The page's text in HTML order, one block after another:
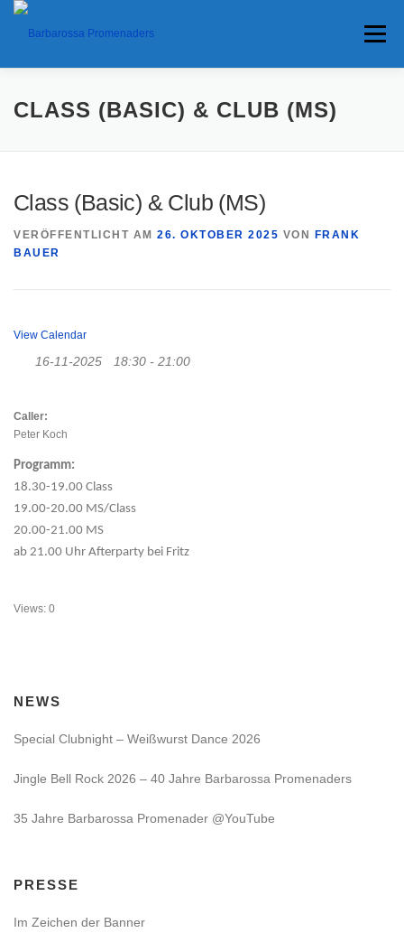
Menü
HOME TERMINE ANFAHRT
INTERESSANTES
CLASS (BASIC) & CLUB (MS)
Class (Basic) & Club (MS)
VERÖFFENTLICHT AM 26. OKTOBER 2025 VON
FRANK
BAUER
View Calendar
16-11-2025 18:30 - 21:00
Caller:
Peter Koch
Programm:
18.30-19.00 Class
19.00-20.00 MS/Class
20.00-21.00 MS
ab 21.00 Uhr Afterparty bei Fritz
Views: 0
NEWS
Special Clubnight – Weißwurst Dance 2026
Jingle Bell Rock 2026 – 40 Jahre Barbarossa Promenaders
35 Jahre Barbarossa Promenader @YouTube
PRESSE
Im Zeichen der Banner